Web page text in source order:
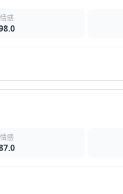
情感
情感